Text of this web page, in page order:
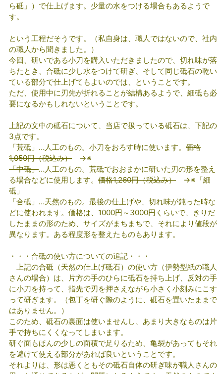
ら砥」）で仕上げます。少量の水をつける場合もあるようで
す。
という工程だそうです。（私自身は、職人ではないので、社内
の職人から聞きました。）
今回、研いである小刀を購入いただきましたので、切れ味が落
ちたとき、合砥に少し水をつけて研ぎ、そして同じ砥石の乾い
ている部分で仕上げてもよいのでは、ということです。
ただ、使用中に刃先が折れることが結構あるようで、細砥も必
要になるかもしれないということです。
上記の文中の砥石について、当店で扱っている砥石は、下記の
3点です。
「荒砥」…人工のもの。小刀をおろす時に使います。 価格
1,050円（税込み） →※
「中砥」…人工のもの。荒砥でおおまかに研いた刃の形を整え
る場合などに使用します。 価格1,260円（税込み） →※「細
砥」
「合砥」…天然のもの。最後の仕上げや、切れ味が鈍った時な
どに使われます。価格は、1000円～3000円くらいで、きりだ
したままの形のため、サイズがまちまちで、それにより値段が
異なります。ある程度形を整えたものもあります。
・・・合砥の使い方についての追記・・・
上記の合砥（天然の仕上げ砥石）の使い方（伊勢型紙の職人
さんの場合）は、片方の手のひらに砥石を持ち上げ、反対の手
に小刀を持って、指先で刃を押さえながら小さく小刻みにこす
って研ぎます。（包丁を研ぐ際のように、砥石を置いたままで
はありません。）
このため、砥石の裏面は使いませんし、あまり大きなものは片
手で持ちにくくなってしまいます。
研ぐ面もほんの少しの面積で足りるため、亀裂があってもそれ
を避けて使える部分があれば良いということです。
それよりは、形は悪くともその砥石自体の研ぎ味が職人さんの